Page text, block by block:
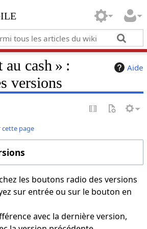
Aide
cash » :
versions
page
les boutons radio des versions
sur entrée ou sur le bouton en
avec la dernière version,